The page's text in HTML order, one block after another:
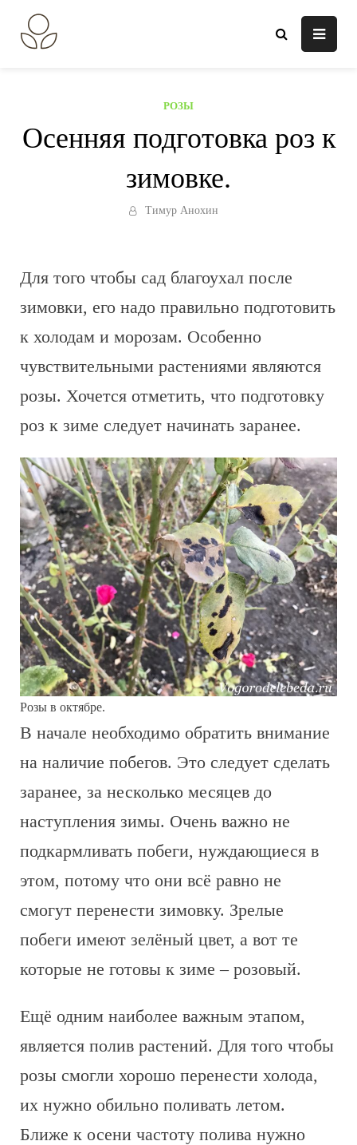
содержанию
РОЗЫ
Осенняя подготовка роз к
зимовке.
Тимур Анохин
Для того чтобы сад благоухал после
зимовки, его надо правильно подготовить
к холодам и морозам. Особенно
чувствительными растениями являются
розы. Хочется отметить, что подготовку
роз к зиме следует начинать заранее.
Розы в октябре.
В начале необходимо обратить внимание
на наличие побегов. Это следует сделать
заранее, за несколько месяцев до
наступления зимы. Очень важно не
подкармливать побеги, нуждающиеся в
этом, потому что они всё равно не
смогут перенести зимовку. Зрелые
побеги имеют зелёный цвет, а вот те
которые не готовы к зиме – розовый.
Ещё одним наиболее важным этапом,
является полив растений. Для того чтобы
розы смогли хорошо перенести холода,
их нужно обильно поливать летом.
Ближе к осени частоту полива нужно